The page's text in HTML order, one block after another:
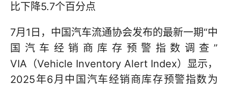
比下降5.7个百分点
7月1日，中国汽车流通协会发布的最新一期“中
国汽车经销商库存预警指数调查”
VIA（Vehicle Inventory Alert Index）显示，
2025年6月中国汽车经销商库存预警指数为